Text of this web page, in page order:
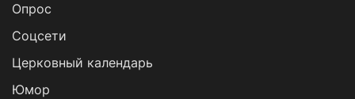
Опрос
Cоцсети
Церковный календарь
Юмор